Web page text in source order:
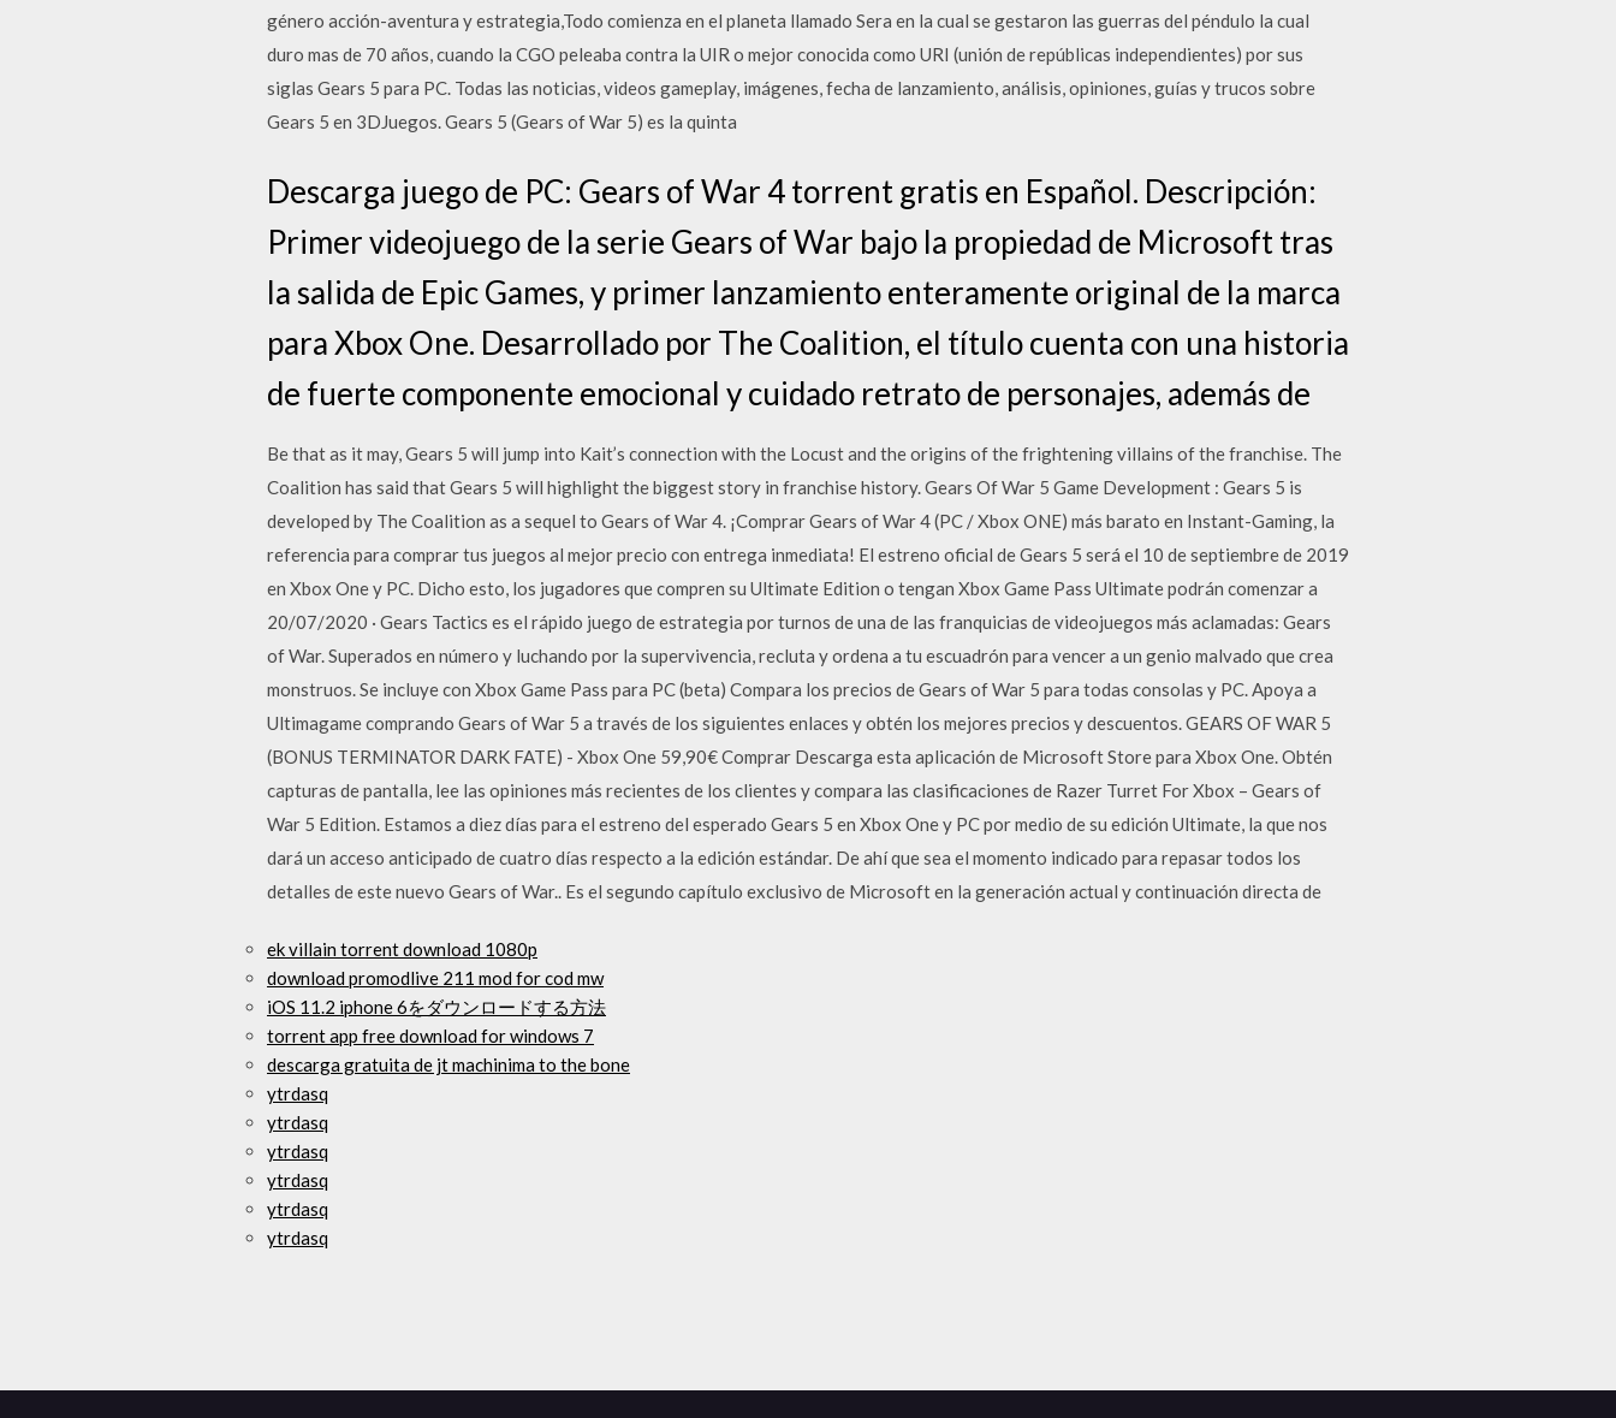
género acción-aventura y estrategia,Todo comienza en el planeta llamado Sera en la cual se gestaron las guerras del péndulo la cual
duro mas de 70 años, cuando la CGO peleaba contra la UIR o mejor conocida como URI (unión de repúblicas independientes) por sus
siglas Gears 5 para PC. Todas las noticias, videos gameplay, imágenes, fecha de lanzamiento, análisis, opiniones, guías y trucos sobre
Gears 5 en 3DJuegos. Gears 5 (Gears of War 5) es la quinta
Descarga juego de PC: Gears of War 4 torrent gratis en Español. Descripción:
Primer videojuego de la serie Gears of War bajo la propiedad de Microsoft tras
la salida de Epic Games, y primer lanzamiento enteramente original de la marca
para Xbox One. Desarrollado por The Coalition, el título cuenta con una historia
de fuerte componente emocional y cuidado retrato de personajes, además de
Be that as it may, Gears 5 will jump into Kait’s connection with the Locust and the origins of the frightening villains of the franchise. The
Coalition has said that Gears 5 will highlight the biggest story in franchise history. Gears Of War 5 Game Development : Gears 5 is
developed by The Coalition as a sequel to Gears of War 4. ¡Comprar Gears of War 4 (PC / Xbox ONE) más barato en Instant-Gaming, la
referencia para comprar tus juegos al mejor precio con entrega inmediata! El estreno oficial de Gears 5 será el 10 de septiembre de 2019
en Xbox One y PC. Dicho esto, los jugadores que compren su Ultimate Edition o tengan Xbox Game Pass Ultimate podrán comenzar a
20/07/2020 · Gears Tactics es el rápido juego de estrategia por turnos de una de las franquicias de videojuegos más aclamadas: Gears
of War. Superados en número y luchando por la supervivencia, recluta y ordena a tu escuadrón para vencer a un genio malvado que crea
monstruos. Se incluye con Xbox Game Pass para PC (beta) Compara los precios de Gears of War 5 para todas consolas y PC. Apoya a
Ultimagame comprando Gears of War 5 a través de los siguientes enlaces y obtén los mejores precios y descuentos. GEARS OF WAR 5
(BONUS TERMINATOR DARK FATE) - Xbox One 59,90€ Comprar Descarga esta aplicación de Microsoft Store para Xbox One. Obtén
capturas de pantalla, lee las opiniones más recientes de los clientes y compara las clasificaciones de Razer Turret For Xbox – Gears of
War 5 Edition. Estamos a diez días para el estreno del esperado Gears 5 en Xbox One y PC por medio de su edición Ultimate, la que nos
dará un acceso anticipado de cuatro días respecto a la edición estándar. De ahí que sea el momento indicado para repasar todos los
detalles de este nuevo Gears of War.. Es el segundo capítulo exclusivo de Microsoft en la generación actual y continuación directa de
ek villain torrent download 1080p
download promodlive 211 mod for cod mw
iOS 11.2 iphone 6をダウンロードする方法
torrent app free download for windows 7
descarga gratuita de jt machinima to the bone
ytrdasq
ytrdasq
ytrdasq
ytrdasq
ytrdasq
ytrdasq